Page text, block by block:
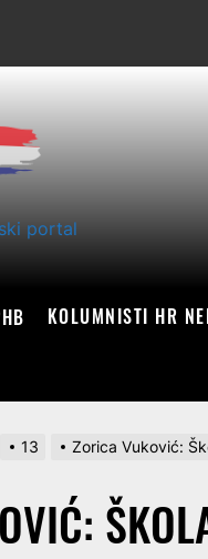
portal
KOLUMNISTI HR
13 Zorica Vuković: